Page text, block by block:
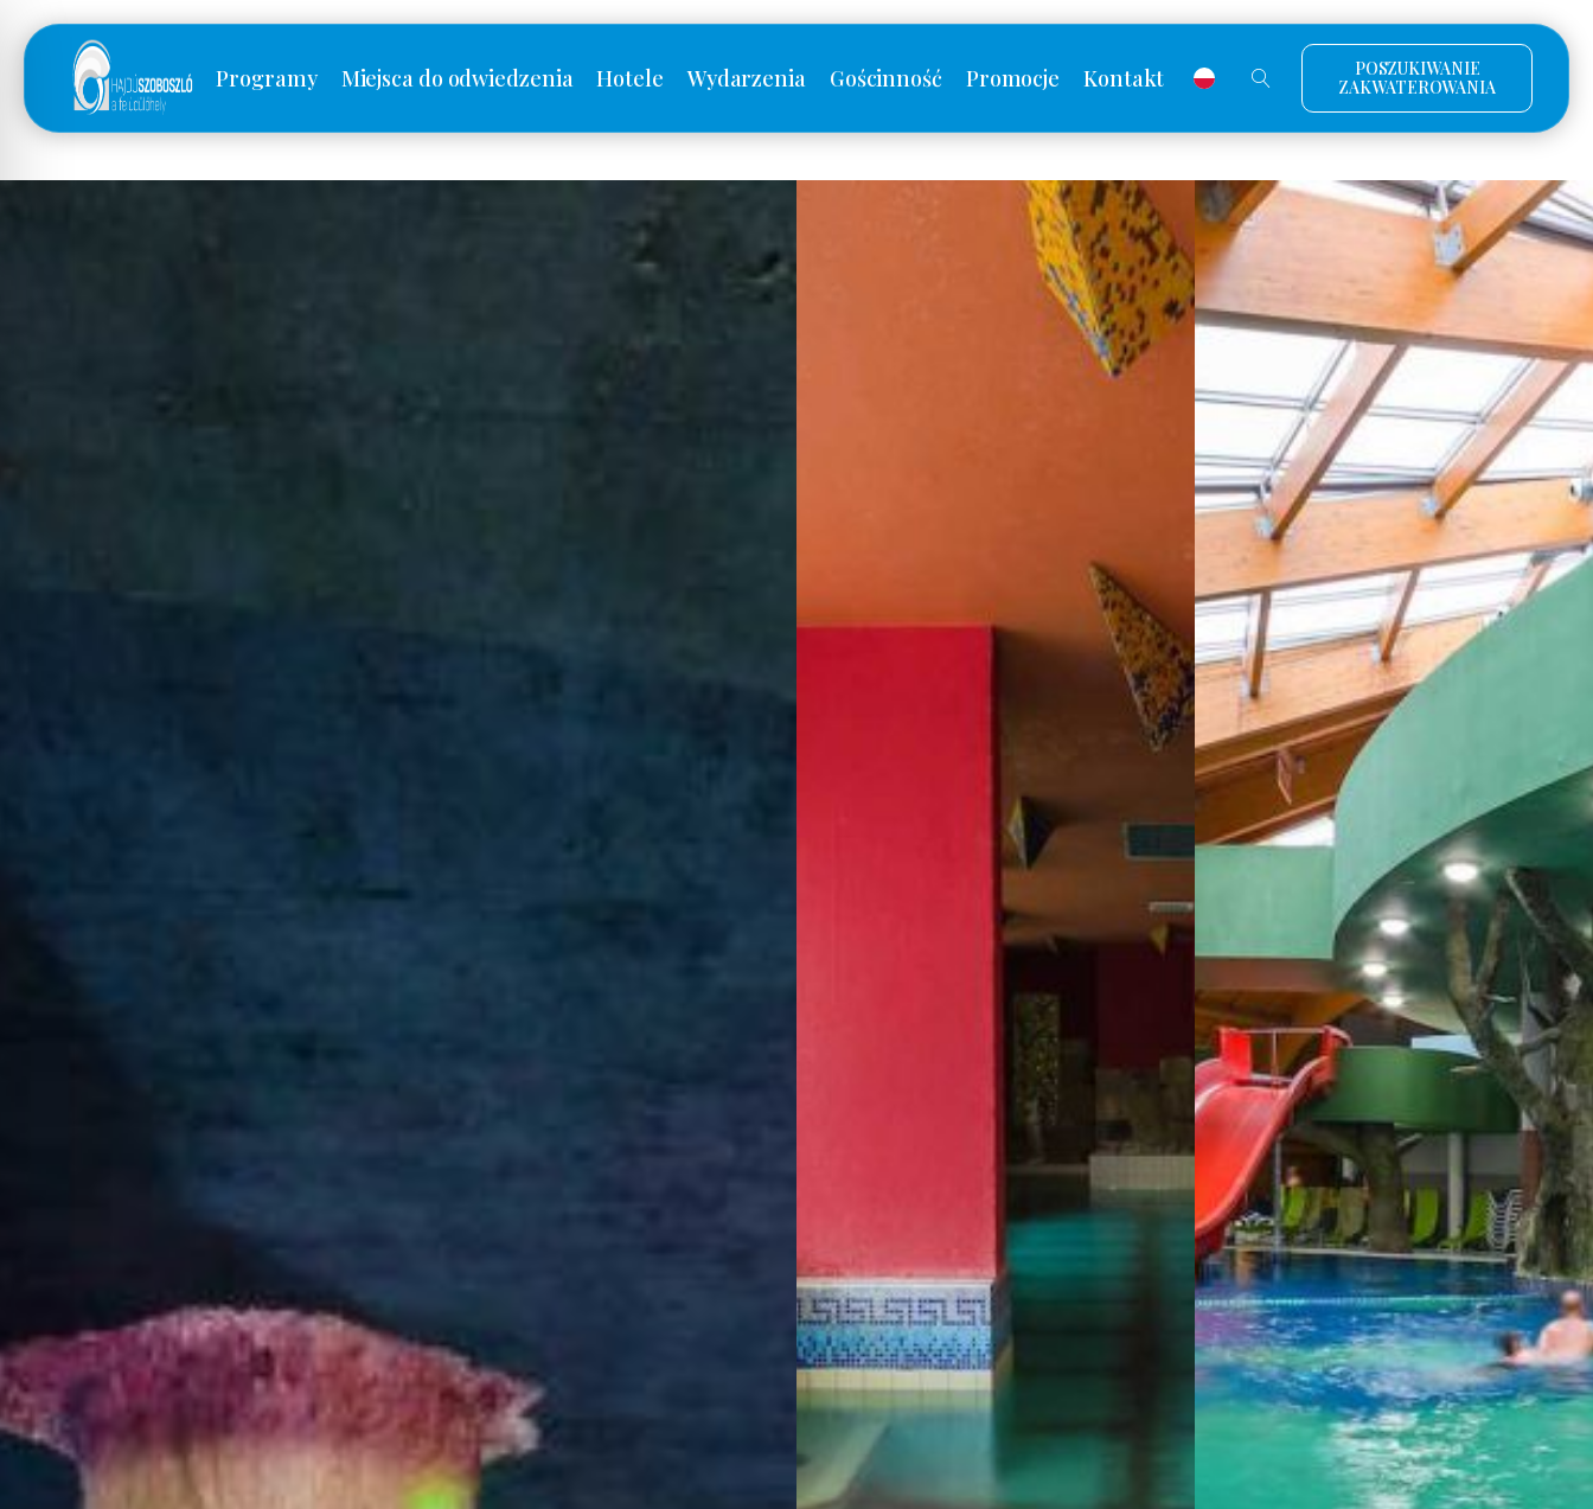
Programy Miejsca do odwiedzenia Hotele Wydarzenia Gościnność Promocje Kontakt
POSZUKIWANIE
ZAKWATEROWANIA